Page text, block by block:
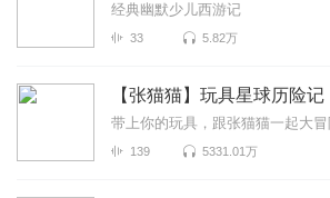
经典幽默少儿西游记
33 5.82万
【张猫猫】玩具星球历险记
带上你的玩具，跟张猫猫一起大
139 5331.01万